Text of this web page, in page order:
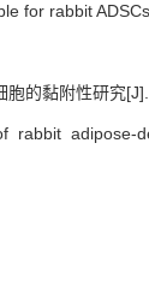
for rabbit
胞的黏附性研究
adipose-